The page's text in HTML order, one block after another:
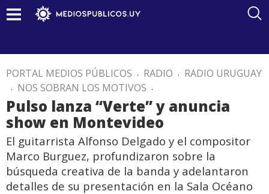
PORTAL MEDIOS PÚBLICOS . RADIO . RADIO URUGUAY
. NOS SOBRAN LOS MOTIVOS .
Pulso lanza “Verte” y anuncia
show en Montevideo
El guitarrista Alfonso Delgado y el compositor
Marco Burguez, profundizaron sobre la
búsqueda creativa de la banda y adelantaron
detalles de su presentación en la Sala Océano